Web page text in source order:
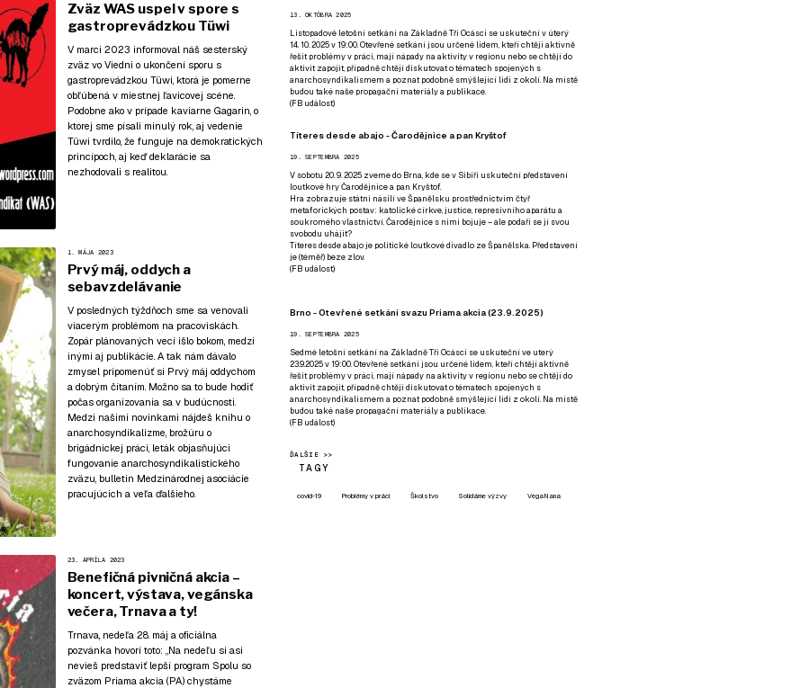
Zväz WAS uspel v spore s
gastroprevádzkou Tüwi
V marci 2023 informoval náš sesterský
zväz vo Viedni o ukončení sporu s
gastroprevádzkou Tüwi, ktorá je pomerne
obľúbená v miestnej ľavicovej scéne.
Podobne ako v prípade kaviarne Gagarin, o
ktorej sme písali minulý rok, aj vedenie
Tüwi tvrdilo, že funguje na demokratických
princípoch, aj keď deklarácie sa
nezhodovali s realitou.
1. MÁJA 2023
Prvý máj, oddych a
sebavzdelávanie
V posledných týždňoch sme sa venovali
viacerým problémom na pracoviskách.
Zopár plánovaných vecí išlo bokom, medzi
inými aj publikácie. A tak nám dávalo
zmysel pripomenúť si Prvý máj oddychom
a dobrým čítaním. Možno sa to bude hodiť
počas organizovania sa v budúcnosti.
Medzi našimi novinkami nájdeš knihu o
anarchosyndikalizme, brožúru o
brigádnickej práci, leták objasňujúci
fungovanie anarchosyndikalistického
zväzu, bulletin Medzinárodnej asociácie
pracujúcich a veľa ďalšieho.
23. APRÍLA 2023
Benefičná pivničná akcia –
koncert, výstava, vegánska
večera, Trnava a ty!
Trnava, nedeľa 28. máj a oficiálna
pozvánka hovorí toto: „Na nedeľu si asi
nevieš predstaviť lepší program Spolu so
zväzom Priama akcia (PA) chystáme
13. OKTÓBRA 2025
Listopadové letošní setkání na Základně Tři Ocásci se uskuteční v úterý
14. 10. 2025 v 19:00. Otevřené setkání jsou určené lidem, kteří chtějí aktivně
řešit problémy v práci, mají nápady na aktivity v regionu nebo se chtějí do
aktivit zapojit, případně chtějí diskutovat o tématech spojených s
anarchosyndikalismem a poznat podobně smýšlející lidi z okolí. Na místě
budou také naše propagační materiály a publikace.
(FB událost)
Títeres desde abajo - Čarodějnice a pan Kryštof
19. SEPTEMBRA 2025
V sobotu 20. 9. 2025 zveme do Brna, kde se v Sibiři uskuteční představení
loutkové hry Čarodějnice a pan Kryštof.
Hra zobrazuje státní násilí ve Španělsku prostřednictvím čtyř
metaforických postav: katolické církve, justice, represivního aparátu a
soukromého vlastnictví. Čarodějnice s nimi bojuje – ale podaří se jí svou
svobodu uhájit?
Títeres desde abajo je politické loutkové divadlo ze Španělska. Představení
je (téměř) beze zlov.
(FB událost)
Brno - Otevřené setkání svazu Priama akcia (23.9.2025)
19. SEPTEMBRA 2025
Sedmé letošní setkání na Základně Tři Ocásci se uskuteční ve uterý
23.9.2025 v 19:00. Otevřené setkání jsou určené lidem, kteří chtějí aktivně
řešit problémy v práci, mají nápady na aktivity v regionu nebo se chtějí do
aktivit zapojit, případně chtějí diskutovat o tématech spojených s
anarchosyndikalismem a poznat podobně smýšlející lidi z okolí. Na místě
budou také naše propagační materiály a publikace.
(FB událost)
ĎALŠIE >>
TAGY
covid-19 Problémy v práci Školstvo Solidárne výzvy VegaNana